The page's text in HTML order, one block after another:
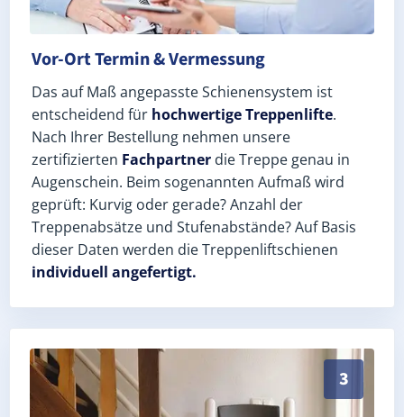
Vor-Ort Termin & Vermessung
Das auf Maß angepasste Schienensystem ist
entscheidend für hochwertige Treppenlifte.
Nach Ihrer Bestellung nehmen unsere
zertifizierten Fachpartner die Treppe genau in
Augenschein. Beim sogenannten Aufmaß wird
geprüft: Kurvig oder gerade? Anzahl der
Treppenabsätze und Stufenabstände? Auf Basis
dieser Daten werden die Treppenliftschienen
individuell angefertigt.
3
Schneller, sauberer Einbau durch zertifizierte